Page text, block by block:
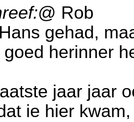
@ Rob
gehad,
herinner
jaar jaar
ie hier